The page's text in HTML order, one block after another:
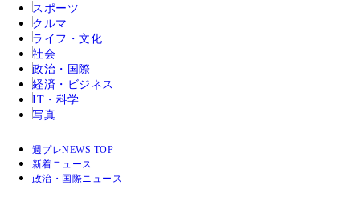
スポーツ
クルマ
ライフ・文化
社会
政治・国際
経済・ビジネス
IT・科学
写真
週プレNEWS TOP
新着ニュース
政治・国際ニュース